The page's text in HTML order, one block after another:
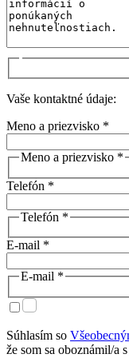
Vaše kontaktné údaje:
Meno a priezvisko *
Meno a priezvisko *
Telefón *
Telefón *
E-mail *
E-mail *
Súhlasím so
že som sa oboznámil/a s